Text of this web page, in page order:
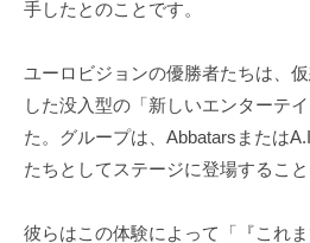
手したとのことです。
ユーロビジョンの優勝者たちは、
した没入型の「新しいエンターテ
た。グループは、Abbatarsまたは
たちとしてステージに登場すること
彼らはこの体験によって「『これ